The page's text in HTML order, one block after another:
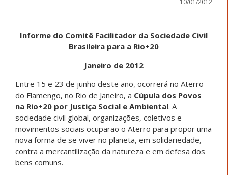
Informe do Comitê Facilitador da Sociedade Civil
Brasileira para a Rio+20
Janeiro de 2012
Entre 15 e 23 de junho deste ano, ocorrerá no Aterro
do Flamengo, no Rio de Janeiro, a Cúpula dos Povos
na Rio+20 por Justiça Social e Ambiental. A
sociedade civil global, organizações, coletivos e
movimentos sociais ocuparão o Aterro para propor uma
nova forma de se viver no planeta, em solidariedade,
contra a mercantilização da natureza e em defesa dos
bens comuns.